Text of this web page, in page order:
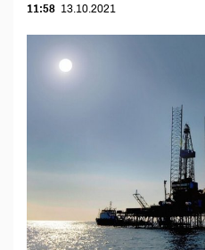
11:58 13.10.2021